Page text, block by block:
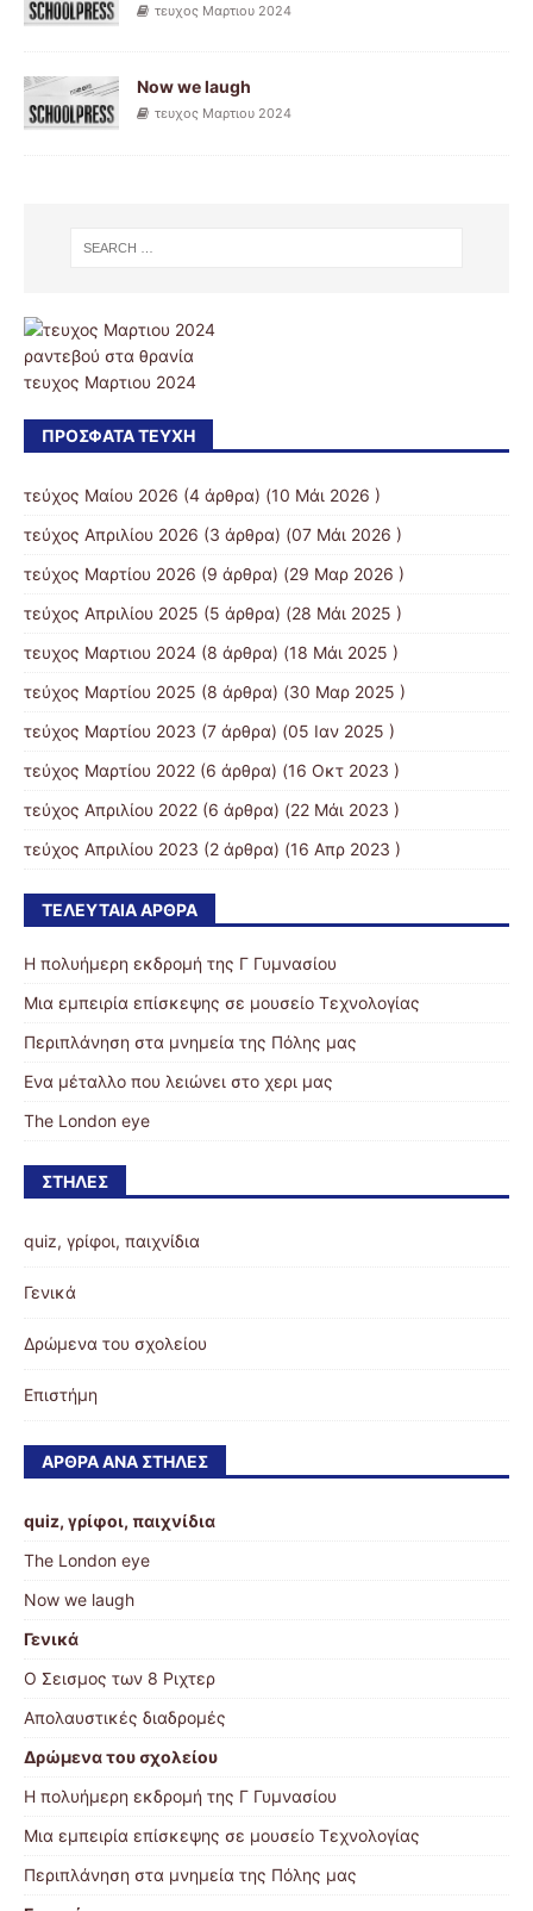
τευχος Μαρτιου 2024
Now we laugh
τευχος Μαρτιου 2024
ραντεβού στα θρανία
τευχος Μαρτιου 2024
ΠΡΌΣΦΑΤΑ ΤΕΎΧΗ
τεύχος Μαίου 2026 (4 άρθρα) (10 Μάι 2026 )
τεύχος Απριλίου 2026 (3 άρθρα) (07 Μάι 2026 )
τεύχος Μαρτίου 2026 (9 άρθρα) (29 Μαρ 2026 )
τεύχος Απριλίου 2025 (5 άρθρα) (28 Μάι 2025 )
τευχος Μαρτιου 2024 (8 άρθρα) (18 Μάι 2025 )
τεύχος Μαρτίου 2025 (8 άρθρα) (30 Μαρ 2025 )
τεύχος Μαρτίου 2023 (7 άρθρα) (05 Ιαν 2025 )
τεύχος Μαρτίου 2022 (6 άρθρα) (16 Οκτ 2023 )
τεύχος Απριλίου 2022 (6 άρθρα) (22 Μάι 2023 )
τεύχος Απριλίου 2023 (2 άρθρα) (16 Απρ 2023 )
ΤΕΛΕΥΤΑΊΑ ΆΡΘΡΑ
Η πολυήμερη εκδρομή της Γ Γυμνασίου
Μια εμπειρία επίσκεψης σε μουσείο Τεχνολογίας
Περιπλάνηση στα μνημεία της Πόλης μας
Eνα μέταλλο που λειώνει στο χερι μας
The London eye
ΣΤΉΛΕΣ
quiz, γρίφοι, παιχνίδια
Γενικά
Δρώμενα του σχολείου
Επιστήμη
ΆΡΘΡΑ ΑΝΆ ΣΤΉΛΕΣ
quiz, γρίφοι, παιχνίδια
The London eye
Now we laugh
Γενικά
Ο Σεισμος των 8 Ριχτερ
Απολαυστικές διαδρομές
Δρώμενα του σχολείου
Η πολυήμερη εκδρομή της Γ Γυμνασίου
Μια εμπειρία επίσκεψης σε μουσείο Τεχνολογίας
Περιπλάνηση στα μνημεία της Πόλης μας